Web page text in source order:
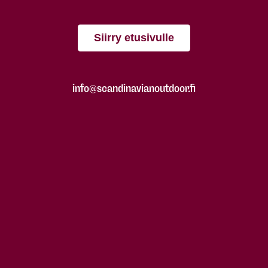
Siirry etusivulle
info@scandinavianoutdoor.fi